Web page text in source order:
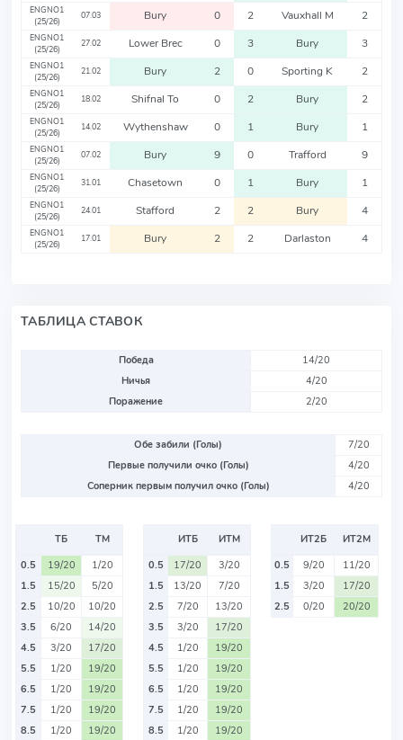
ENGNO1
(25/26)
07.03 Bury 0 2 Vauxhall M 2
ENGNO1
(25/26)
27.02 Lower Brec 0 3 Bury 3
ENGNO1
(25/26)
21.02 Bury 2 0 Sporting K 2
ENGNO1
(25/26)
18.02 Shifnal To 0 2 Bury 2
ENGNO1
(25/26)
14.02 Wythenshaw 0 1 Bury 1
ENGNO1
(25/26)
07.02 Bury 9 0 Trafford 9
ENGNO1
(25/26)
31.01 Chasetown 0 1 Bury 1
ENGNO1
(25/26)
24.01 Stafford 2 2 Bury 4
ENGNO1
(25/26)
17.01 Bury 2 2 Darlaston 4
ТАБЛИЦА СТАВОК
Победа
14/20
Ничья
4/20
Поражение
2/20
Обе забили (Голы)
7/20
Первые получили очко (Голы)
4/20
Соперник первым получил очко (Голы)
4/20
ТБ
ТМ
0.5
19/20
1/20
1.5
15/20
5/20
2.5
10/20
10/20
3.5
6/20
14/20
4.5
3/20
17/20
5.5
1/20
19/20
6.5
1/20
19/20
7.5
1/20
19/20
8.5
1/20
19/20
ИТБ
ИТМ
0.5
17/20
3/20
1.5
13/20
7/20
2.5
7/20
13/20
3.5
3/20
17/20
4.5
1/20
19/20
5.5
1/20
19/20
6.5
1/20
19/20
7.5
1/20
19/20
8.5
1/20
19/20
ИТ2Б
ИТ2М
0.5
9/20
11/20
1.5
3/20
17/20
2.5
0/20 20/20